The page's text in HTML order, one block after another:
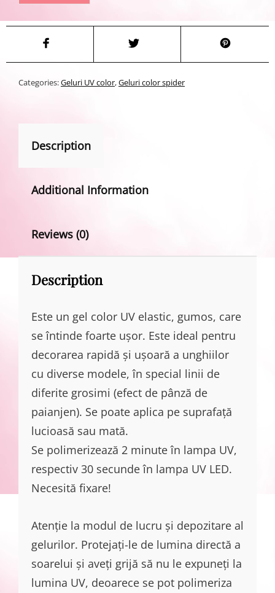
Categories:Geluri UV color,Geluri color spider
Description
Additional Information
Reviews (0)
Description
Este un gel color UV elastic, gumos, care
se întinde foarte ușor. Este ideal pentru
decorarea rapidă și ușoară a unghiilor
cu diverse modele, în special linii de
diferite grosimi (efect de pânză de
paianjen). Se poate aplica pe suprafață
lucioasă sau mată.
Se polimerizează 2 minute în lampa UV,
respectiv 30 secunde în lampa UV LED.
Necesită fixare!
Atenție la modul de lucru și depozitare al
gelurilor. Protejați-le de lumina directă a
soarelui și aveți grijă să nu le expuneți la
lumina UV, deoarece se pot polimeriza